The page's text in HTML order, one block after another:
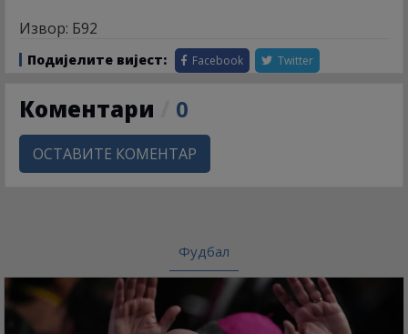
Извор: Б92
Подијелите вијест: Facebook Twitter
Коментари 0
ОСТАВИТЕ КОМЕНТАР
Фудбал